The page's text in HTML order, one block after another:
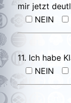
mir jetzt
NEIN
11. Ich habe
NEIN